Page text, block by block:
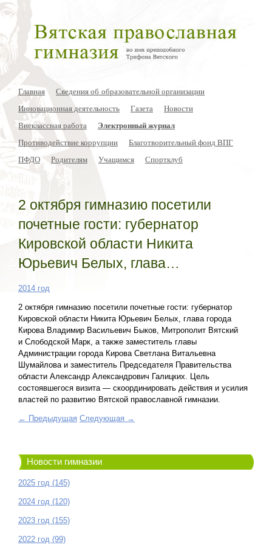
Главная
Сведения об образовательной организации
Инновационная деятельность
Газета
Новости
Внеклассная работа
Электронный журнал
Противодействие коррупции
Благотворительный фонд ВПГ
ПФДО
Родителям Учащимся Спортклуб
2 октября гимназию посетили
почетные гости: губернатор
Кировской области Никита
Юрьевич Белых, глава…
2014 год
2 октября гимназию посетили почетные гости: губернатор
Кировской области Никита Юрьевич Белых, глава города
Кирова Владимир Васильевич Быков, Митрополит Вятский
и Слободской Марк, а также заместитель главы
Администрации города Кирова Светлана Витальевна
Шумайлова и заместитель Председателя Правительства
области Александр Александрович Галицких. Цель
состоявшегося визита — скоординировать действия и усилия
властей по развитию Вятской православной гимназии.
← Предыдущая Следующая →
Новости гимназии
2025 год (145)
2024 год (120)
2023 год (155)
2022 год (99)